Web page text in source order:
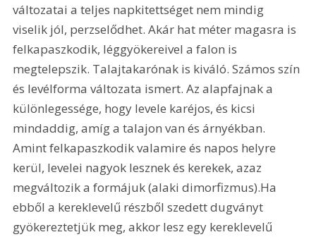
változatai a teljes napkitettséget nem mindig
viselik jól, perzselődhet. Akár hat méter magasra is
felkapaszkodik, léggyökereivel a falon is
megtelepszik. Talajtakarónak is kiváló. Számos szín
és levélforma változata ismert. Az alapfajnak a
különlegessége, hogy levele karéjos, és kicsi
mindaddig, amíg a talajon van és árnyékban.
Amint felkapaszkodik valamire és napos helyre
kerül, levelei nagyok lesznek és kerekek, azaz
megváltozik a formájuk (alaki dimorfizmus).Ha
ebből a kereklevelű részből szedett dugványt
gyökereztetjük meg, akkor lesz egy kereklevelű